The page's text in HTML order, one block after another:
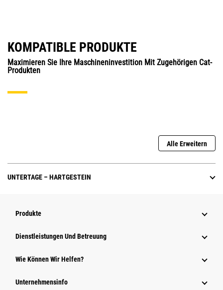
KOMPATIBLE PRODUKTE
Maximieren Sie Ihre Maschineninvestition Mit Zugehörigen Cat-
Produkten
Alle Erweitern
UNTERTAGE – HARTGESTEIN
Produkte
Dienstleistungen Und Betreuung
Wie Können Wir Helfen?
Unternehmensinfo